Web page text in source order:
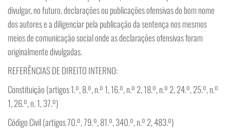
divulgar, no futuro, declarações ou publicações ofensivas do bom nome
dos autores e a diligenciar pela publicação da sentença nos mesmos
meios de comunicação social onde as declarações ofensivas foram
originalmente divulgadas.
REFERÊNCIAS DE DIREITO INTERNO:
Constituição (artigos 1.º, 8.º, n.º 1, 16.º, n.º 2, 18.º, n.º 2, 24.º, 25.º, n.º
1, 26.º, n. 1, 37.º)
Código Civil (artigos 70.º, 79.º, 81.º, 340.º, n.º 2, 483.º)